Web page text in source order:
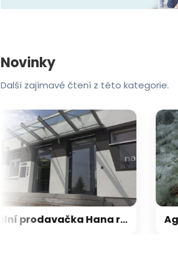
Novinky
Další zajímavé čtení z této kategorie.
Virtuální prodavačka Hana radí lidem z vesnice. Na Zlínsku mají unikátní samoobslužnou prodejnu